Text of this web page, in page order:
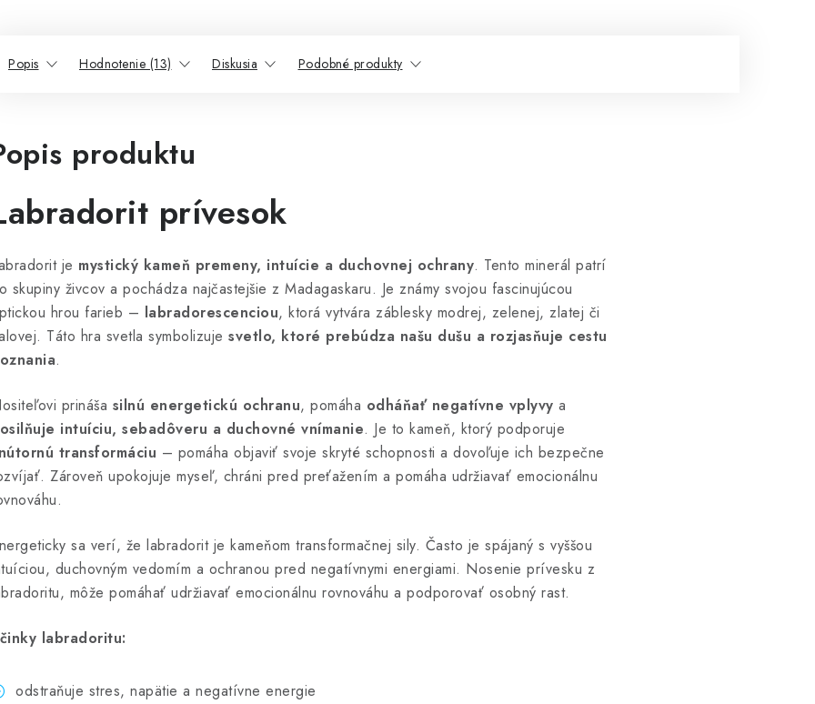
Popis Hodnotenie (13) Diskusia Podobné produkty
produktu
prívesok
je mystický kameň premeny, intuície a duchovnej ochrany. Tento minerál patrí
skupiny živcov a pochádza najčastejšie z Madagaskaru. Je známy svojou fascinujúcou
hrou farieb – labradorescenciou, ktorá vytvára záblesky modrej, zelenej, zlatej či
Táto hra svetla symbolizuje svetlo, ktoré prebúdza našu dušu a rozjasňuje cestu
.
prináša silnú energetickú ochranu, pomáha odháňať negatívne vplyvy a
intuíciu, sebadôveru a duchovné vnímanie. Je to kameň, ktorý podporuje
transformáciu – pomáha objaviť svoje skryté schopnosti a dovoľuje ich bezpečne
Zároveň upokojuje myseľ, chráni pred preťažením a pomáha udržiavať emocionálnu
sa verí, že labradorit je kameňom transformačnej sily. Často je spájaný s vyššou
duchovným vedomím a ochranou pred negatívnymi energiami. Nosenie prívesku z
môže pomáhať udržiavať emocionálnu rovnováhu a podporovať osobný rast.
labradoritu:
odstraňuje stres, napätie a negatívne energie